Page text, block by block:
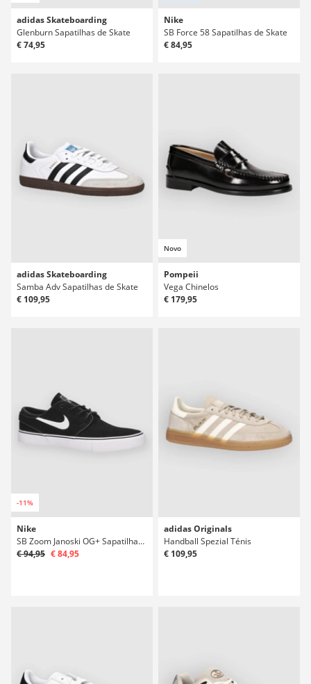
adidas Skateboarding
Glenburn Sapatilhas de Skate
€ 74,95
Nike
SB Force 58 Sapatilhas de Skate
€ 84,95
adidas Skateboarding
Samba Adv Sapatilhas de Skate
€ 109,95
Novo
Pompeii
Vega Chinelos
€ 179,95
-11%
Nike
SB Zoom Janoski OG+ Sapatilhas de Skate
€ 94,95 € 84,95
adidas Originals
Handball Spezial Ténis
€ 109,95